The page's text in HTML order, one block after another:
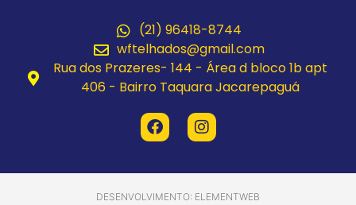
(21) 96418-8744
wftelhados@gmail.com
Rua dos Prazeres- 144 - Área d bloco 1b apt
406 - Bairro Taquara Jacarepaguá
DESENVOLVIMENTO: ELEMENTWEB